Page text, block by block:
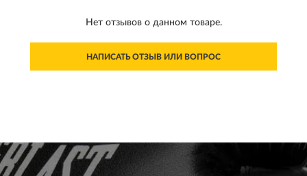
Нет отзывов о данном товаре.
НАПИСАТЬ ОТЗЫВ ИЛИ ВОПРОС